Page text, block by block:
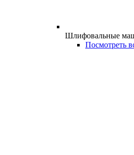
Шлифовальные
Посмотреть